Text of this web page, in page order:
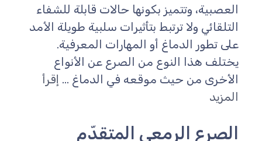
العصبية، وتتميز بكونها حالات قابلة للشفاء
التلقائي ولا ترتبط بتأثيرات سلبية طويلة الأمد
على تطور الدماغ أو المهارات المعرفية.
يختلف هذا النوع من الصرع عن الأنواع
الأخرى من حيث موقعه في الدماغ ... إقرأ
المزيد
الصرع الرمعي المتقدّم